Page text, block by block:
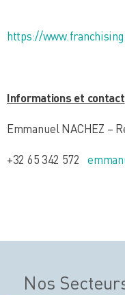
https://
Informations et contact
Emmanuel NACHEZ –
+32 65 342 572
Nos